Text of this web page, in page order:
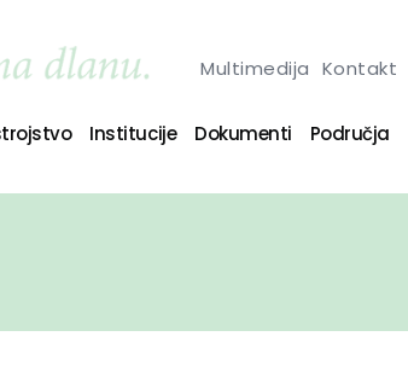
Multimedija Kontakt
Institucije Dokumenti Područja